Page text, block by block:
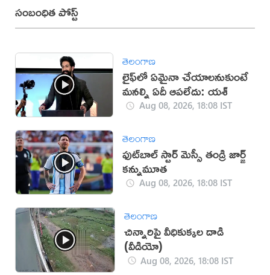
సంబంధిత పోస్ట్
తెలంగాణ
లైఫ్‌లో ఏమైనా చేయాలనుకుంటే
మనల్ని ఏదీ ఆపలేదు: యశ్
Aug 08, 2026, 18:08 IST
తెలంగాణ
ఫుట్‌బాల్ స్టార్ మెస్సీ తండ్రి జార్జ్
కన్నుమూత
Aug 08, 2026, 18:08 IST
తెలంగాణ
చిన్నారిపై వీధికుక్కల దాడి
(వీడియో)
Aug 08, 2026, 18:08 IST